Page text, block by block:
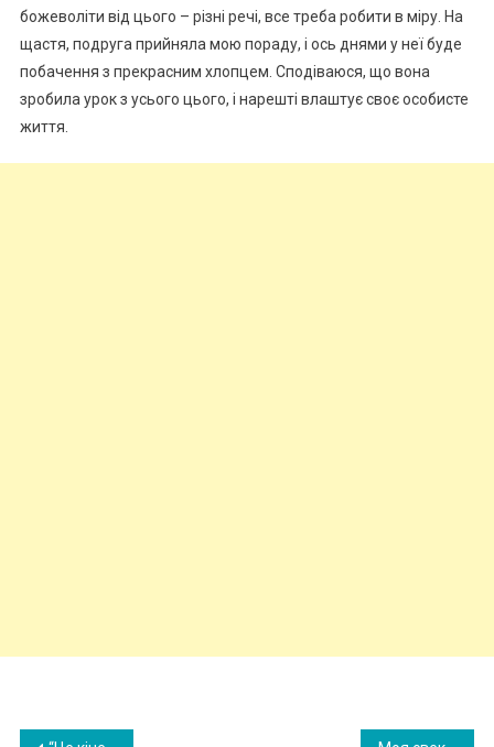
божеволіти від цього – різні речі, все треба робити в міру. На
щастя, подруга прийняла мою пораду, і ось днями у неї буде
побачення з прекрасним хлопцем. Сподіваюся, що вона
зробила урок з усього цього, і нарешті влаштує своє особисте
життя.